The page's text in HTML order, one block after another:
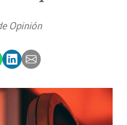
Opinión